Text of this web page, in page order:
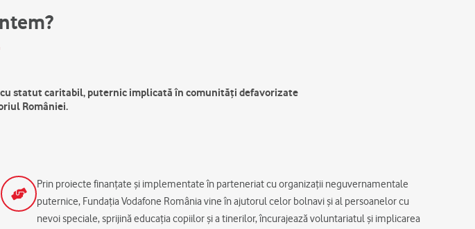
statut caritabil, puternic implicată în comunități defavorizate
României.
Prin proiecte finanțate și implementate în parteneriat cu organizații neguvernamentale
puternice, Fundația Vodafone România vine în ajutorul celor bolnavi și al persoanelor cu
nevoi speciale, sprijină educația copiilor și a tinerilor, încurajează voluntariatul și implicarea